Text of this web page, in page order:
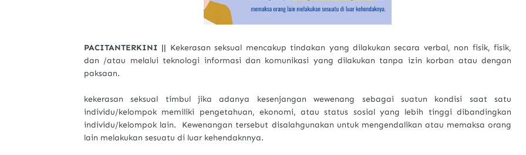
PACITANTERKINI || Kekerasan seksual mencakup tindakan yang dilakukan secara verbal, non fisik, fisik,
dan /atau melalui teknologi informasi dan komunikasi yang dilakukan tanpa izin korban atau dengan
paksaan.
kekerasan seksual timbul jika adanya kesenjangan wewenang sebagai suatun kondisi saat satu
individu/kelompok memiliki pengetahuan, ekonomi, atau status sosial yang lebih tinggi dibandingkan
individu/kelompok lain. Kewenangan tersebut disalahgunakan untuk mengendalikan atau memaksa orang
lain melakukan sesuatu di luar kehendaknnya.